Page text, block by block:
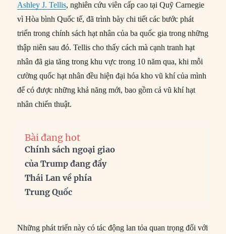
Ashley J. Tellis, nghiên cứu viên cấp cao tại Quỹ Carnegie
vì Hòa bình Quốc tế, đã trình bày chi tiết các bước phát
triển trong chính sách hạt nhân của ba quốc gia trong những
thập niên sau đó. Tellis cho thấy cách mà cạnh tranh hạt
nhân đã gia tăng trong khu vực trong 10 năm qua, khi mỗi
cường quốc hạt nhân đều hiện đại hóa kho vũ khí của mình
để có được những khả năng mới, bao gồm cả vũ khí hạt
nhân chiến thuật.
Bài đang hot
Chính sách ngoại giao
của Trump đang đẩy
Thái Lan về phía
Trung Quốc
Những phát triển này có tác động lan tỏa quan trọng đối với